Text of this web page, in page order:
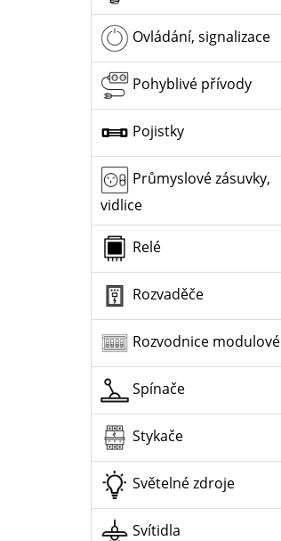
Ovládání, signalizace
Pohyblivé přívody
Pojistky
Průmyslové zásuvky,
vidlice
Relé
Rozvaděče
Rozvodnice modulové
Spínače
Stykače
Světelné zdroje
Svítidla